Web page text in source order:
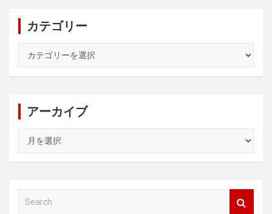
カテゴリー
ゴ
アーカイブ
カ